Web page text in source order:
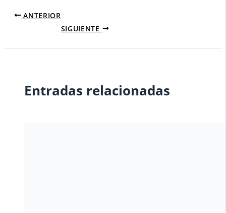
ANTERIOR
SIGUIENTE
Entradas relacionadas